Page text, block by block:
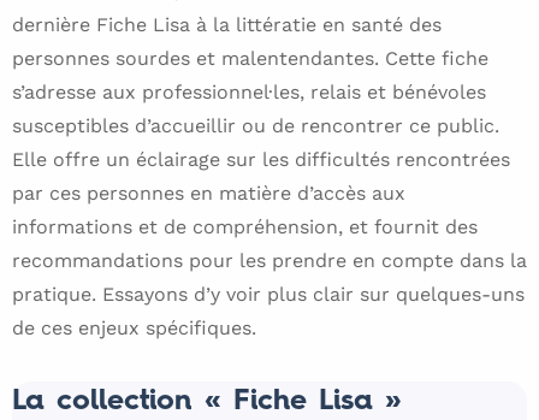
dernière Fiche Lisa à la littératie en santé des
personnes sourdes et malentendantes. Cette fiche
s’adresse aux professionnel·les, relais et bénévoles
susceptibles d’accueillir ou de rencontrer ce public.
Elle offre un éclairage sur les difficultés rencontrées
par ces personnes en matière d’accès aux
informations et de compréhension, et fournit des
recommandations pour les prendre en compte dans la
pratique. Essayons d’y voir plus clair sur quelques-uns
de ces enjeux spécifiques.
La collection « Fiche Lisa »